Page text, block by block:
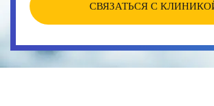
СВЯЗАТЬСЯ С